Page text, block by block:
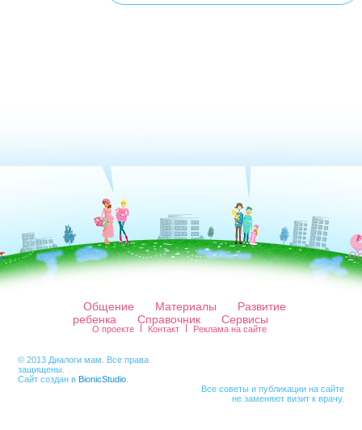
Общение Материалы
Развитие
ребенка
Справочник Сервисы
О проекте Контакт Реклама на сайте
© 2013 Диалоги мам. Все права
защищены.
Сайт создан в BionicStudio
Все советы и публикации на сайте
не заменяют визит к врачу.